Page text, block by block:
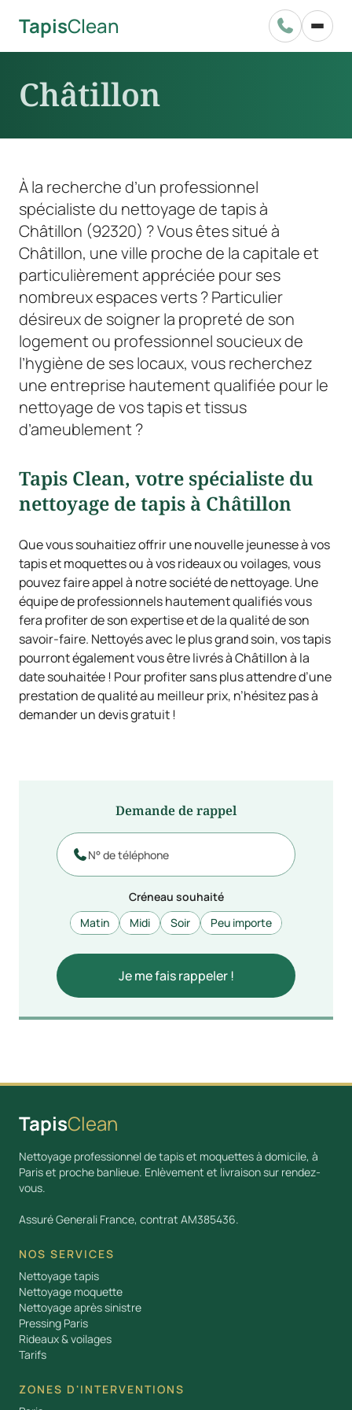
TapisClean 
Châtillon
À la recherche d’un professionnel
spécialiste du nettoyage de tapis à
Châtillon (92320) ? Vous êtes situé à
Châtillon, une ville proche de la capitale et
particulièrement appréciée pour ses
nombreux espaces verts ? Particulier
désireux de soigner la propreté de son
logement ou professionnel soucieux de
l’hygiène de ses locaux, vous recherchez
une entreprise hautement qualifiée pour le
nettoyage de vos tapis et tissus
d’ameublement ?
Tapis Clean, votre spécialiste du
nettoyage de tapis à Châtillon
Que vous souhaitiez offrir une nouvelle jeunesse à vos
tapis et moquettes ou à vos rideaux ou voilages, vous
pouvez faire appel à notre société de nettoyage. Une
équipe de professionnels hautement qualifiés vous
fera profiter de son expertise et de la qualité de son
savoir-faire. Nettoyés avec le plus grand soin, vos tapis
pourront également vous être livrés à Châtillon à la
date souhaitée ! Pour profiter sans plus attendre d’une
prestation de qualité au meilleur prix, n’hésitez pas à
demander un devis gratuit !
Demande de rappel

Créneau souhaité
Matin
Midi Soir Peu importe
TapisClean
Nettoyage professionnel de tapis et moquettes à domicile, à
Paris et proche banlieue. Enlèvement et livraison sur rendez-
vous.
Assuré Generali France, contrat AM385436.
NOS SERVICES
Nettoyage tapis
Nettoyage moquette
Nettoyage après sinistre
Pressing Paris
Rideaux & voilages
Tarifs
ZONES D'INTERVENTIONS